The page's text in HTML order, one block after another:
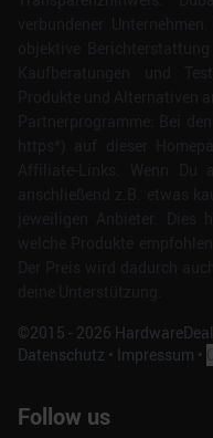
©2015 - 2026
Datenschutz • Impressum •
Follow us